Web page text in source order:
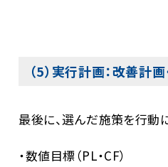
（5）実行計画：改善計
最後に、選んだ施策を行動
・数値目標（PL・CF）